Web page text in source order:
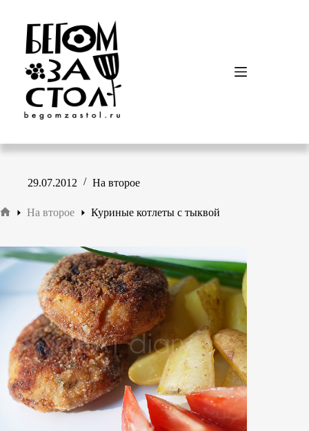
29.07.2012 На второе
На второе Куриные котлеты с тыквой